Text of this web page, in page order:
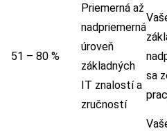
51 – 80 %
Priemerná až
nadpriemerná
úroveň
základných
IT znalostí a
zručností
sa